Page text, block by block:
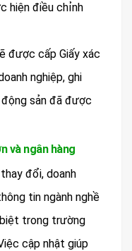
hiện điều chỉnh
được cấp Giấy xác
nghiệp, ghi
động sản đã được
và ngân hàng
đổi, doanh
tin ngành nghề
trong trường
cập nhật giúp